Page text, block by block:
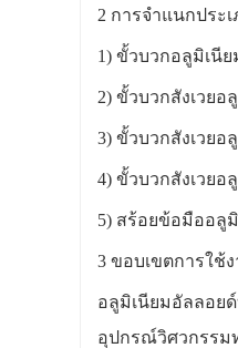
2 การจำแนกปร
1) ขั้วบวกอลูมิเนี
2) ขั้วบวกสังเวยอ
3) ขั้วบวกสังเวย
4) ขั้วบวกสังเวย
5) สร้อยข้อมืออลู
3 ขอบเขตการใช้
อลูมิเนียมอัลลอย
อุปกรณ์วิศวกรรม